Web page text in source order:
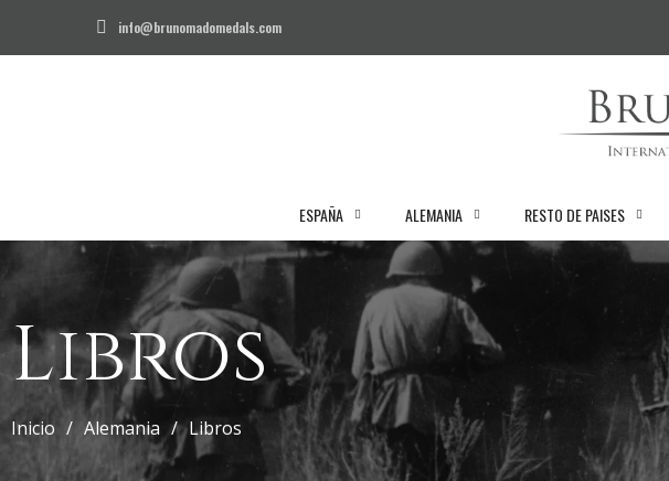
info@brunomadomedals.com
ESPAÑA ALEMANIA RESTO DE PAISES
Libros
Inicio Alemania Libros